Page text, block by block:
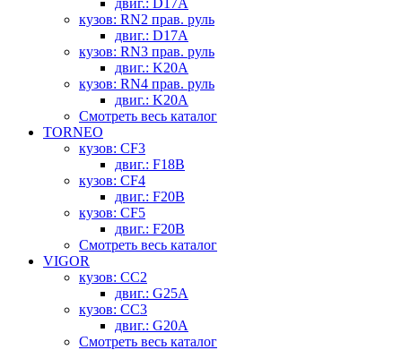
двиг.: D17A
кузов: RN2 прав. руль
двиг.: D17A
кузов: RN3 прав. руль
двиг.: K20A
кузов: RN4 прав. руль
двиг.: K20A
Смотреть весь каталог
TORNEO
кузов: CF3
двиг.: F18B
кузов: CF4
двиг.: F20B
кузов: CF5
двиг.: F20B
Смотреть весь каталог
VIGOR
кузов: CC2
двиг.: G25A
кузов: CC3
двиг.: G20A
Смотреть весь каталог